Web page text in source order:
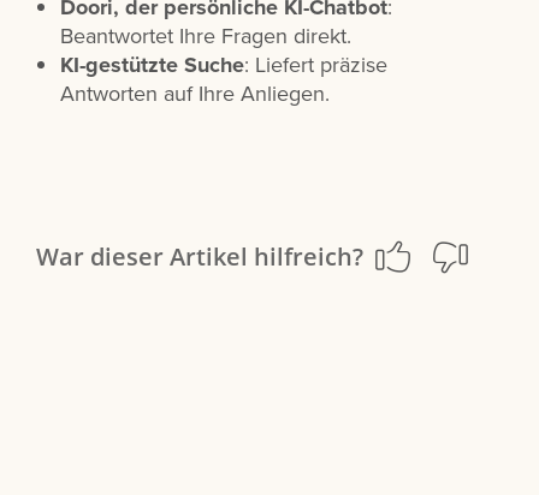
Doori, der persönliche KI-Chatbot:
Beantwortet Ihre Fragen direkt.
KI-gestützte Suche: Liefert präzise
Antworten auf Ihre Anliegen.
War dieser Artikel hilfreich?